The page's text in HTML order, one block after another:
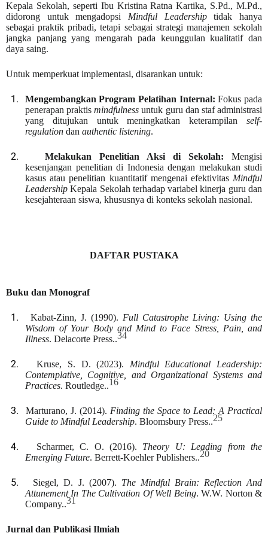
Kepala Sekolah, seperti Ibu Kristina Ratna Kartika, S.Pd., M.Pd.,
didorong untuk mengadopsi Mindful Leadershiptidak hanya
sebagai praktik pribadi, tetapi sebagai strategi manajemen sekolah
jangka panjang yang mengarah pada keunggulan kualitatif dan
daya saing.
Untuk memperkuat implementasi, disarankan untuk:
1. Mengembangkan Program Pelatihan Internal: Fokus pada
penerapan praktismindfulness untuk guru dan staf administrasi
yang ditujukan untuk meningkatkan keterampilan self-
regulation dan authentic listening.
2. Melakukan Penelitian Aksi di Sekolah: Mengisi
kesenjangan penelitian di Indonesia dengan melakukan studi
kasus atau penelitian kuantitatif mengenai efektivitas Mindful
Leadership Kepala Sekolah terhadap variabel kinerja guru dan
kesejahteraan siswa, khususnya di konteks sekolah nasional.
DAFTAR PUSTAKA
Buku dan Monograf
1. Kabat-Zinn, J. (1990). Full Catastrophe Living: Using the
Wisdom of Your Body and Mind to Face Stress, Pain, and
Illness. Delacorte Press..34
2. Kruse, S. D. (2023). Mindful Educational Leadership:
Contemplative, Cognitive, and Organizational Systems and
Practices. Routledge..16
3. Marturano, J. (2014). Finding the Space to Lead: A Practical
Guide to Mindful Leadership. Bloomsbury Press..25
4. Scharmer, C. O. (2016). Theory U: Leading from the
Emerging Future. Berrett-Koehler Publishers..20
5. Siegel, D. J. (2007). The Mindful Brain: Reflection And
Attunement In The Cultivation Of Well Being. W.W. Norton &
Company..31
Jurnal dan Publikasi Ilmiah